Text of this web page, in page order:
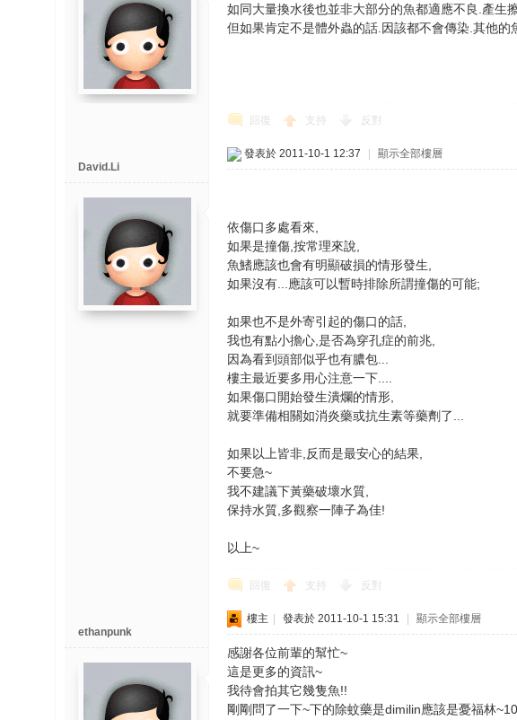
如同大量換水後也並非大部分的魚都適應不良.產生
但如果肯定不是體外蟲的話.因該都不會傳染.其他的
回復 支持 反對
David.Li
發表於 2011-10-1 12:37 顯示全部樓層
依傷口多處看來,
如果是撞傷,按常理來說,
魚鰭應該也會有明顯破損的情形發生,
如果沒有...應該可以暫時排除所謂撞傷的可能;
如果也不是外寄引起的傷口的話,
我也有點小擔心,是否為穿孔症的前兆,
因為看到頭部似乎也有膿包...
樓主最近要多用心注意一下....
如果傷口開始發生潰爛的情形,
就要準備相關如消炎藥或抗生素等藥劑了...
如果以上皆非,反而是最安心的結果,
不要急~
我不建議下黃藥破壞水質,
保持水質,多觀察一陣子為佳!
以上~
回復 支持 反對
ethanpunk
樓主 發表於 2011-10-1 15:31 顯示全部樓層
感謝各位前輩的幫忙~
這是更多的資訊~
我待會拍其它幾隻魚!!
剛剛問了一下~下的除蚊藥是dimilin應該是憂福林